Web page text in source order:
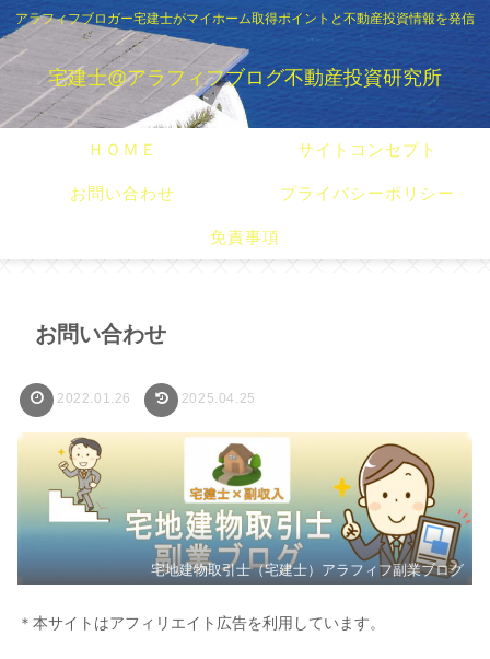
アラフィフブロガー宅建士がマイホーム取得ポイントと不動産投資情報を発信
宅建士@アラフィフブログ不動産投資研究所
ＨＯＭＥ サイトコンセプト
お問い合わせ プライバシーポリシー
免責事項
お問い合わせ
2022.01.26 2025.04.25
宅地建物取引士（宅建士）アラフィフ副業ブログ
＊本サイトはアフィリエイト広告を利用しています。